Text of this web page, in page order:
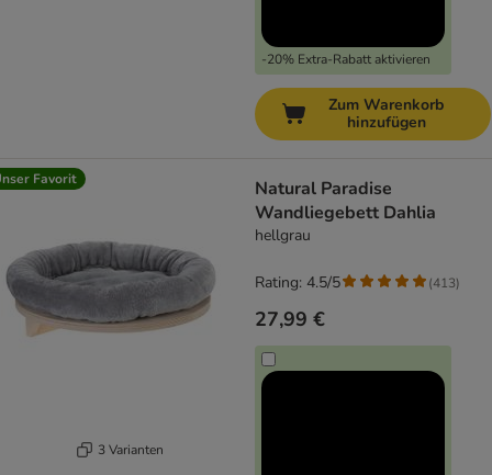
-20% Extra-Rabatt aktivieren
Zum Warenkorb
hinzufügen
Favorit
3 Varianten
Natural Paradise
Wandliegebett Dahlia
hellgrau
27,99 €
Rating: 4.5/5 (413)